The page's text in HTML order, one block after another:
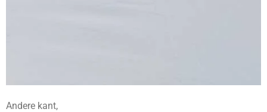
Andere kant,